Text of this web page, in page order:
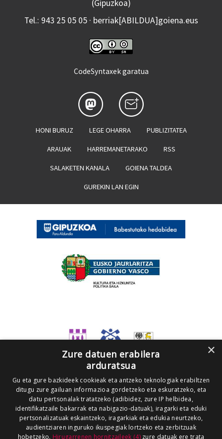
(Gipuzkoa)
Tel.: 943 25 05 05 · berriak[ABILDUA]goiena.eus
CodeSyntaxek garatua
HONI BURUZ LEGE OHARRA PUBLIZITATEA
ARAUAK HARREMANETARAKO RSS
SALAKETEN KANALA GOIENA TALDEA
GUREKIN LAN EGIN
×
Zure datuen erabilera
arduratsua
Gu eta gure bazkideek cookieak eta antzeko teknologiak erabiltzen
ditugu zure gailuan informazioa gordetzeko eta eskuratzeko, eta
datu pertsonalak tratatzeko (adibidez, zure IP helbidea,
identifikatzaile bakarrak eta nabigazio-datuak), iragarki eta eduki
pertsonalizatuak eskaintzeko, iragarkiak eta edukia neurtzeko,
audientziaren inguruko ikuspegiak lortzeko eta zerbitzuak
hobetzeko. Hirugarrenen hornitzaileek (4)zure datuak ere trata